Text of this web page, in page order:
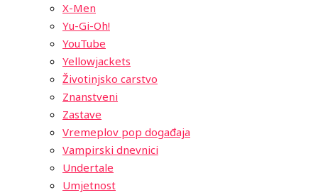
X-Men
Yu-Gi-Oh!
YouTube
Yellowjackets
Životinjsko carstvo
Znanstveni
Zastave
Vremeplov pop događaja
Vampirski dnevnici
Undertale
Umjetnost